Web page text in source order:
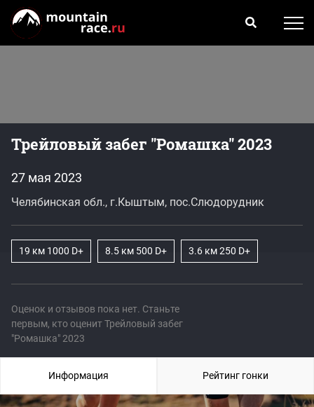
Трейловый забег "Ромашка" 2023
Оценок и отзывов пока нет. Станьте
первым, кто оценит Трейловый забег
"Ромашка" 2023
27 мая 2023
Челябинская обл., г.Кыштым, пос.Слюдорудник
19 км 1000 D+ 8.5 км 500 D+ 3.6 км 250 D+
Информация Рейтинг гонки